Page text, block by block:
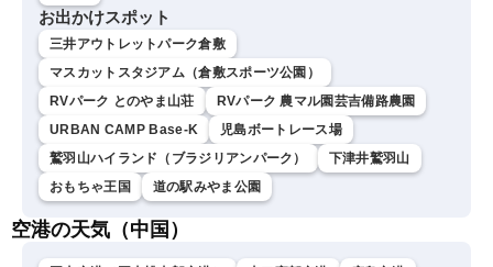
お出かけスポット
三井アウトレットパーク倉敷
マスカットスタジアム（倉敷スポーツ公園）
RVパーク とのやま山荘
RVパーク 農マル園芸吉備路農園
URBAN CAMP Base-K
児島ボートレース場
鷲羽山ハイランド（ブラジリアンパーク）
下津井鷲羽山
おもちゃ王国
道の駅みやま公園
空港の天気（中国）